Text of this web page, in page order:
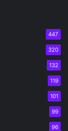
447
320
132
119
101
99
96